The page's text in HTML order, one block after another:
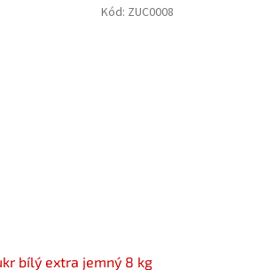
bílý extra jemný 8 kg
Kód: ZUC0008